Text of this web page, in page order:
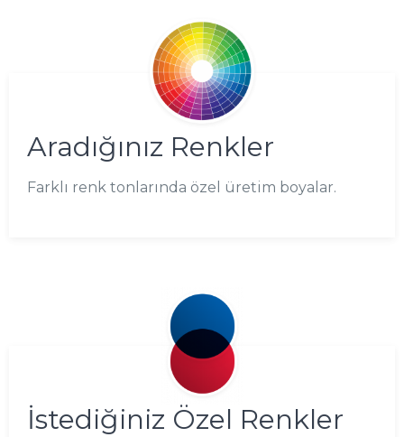
Aradığınız Renkler
Farklı renk tonlarında özel üretim boyalar.
İstediğiniz Özel Renkler